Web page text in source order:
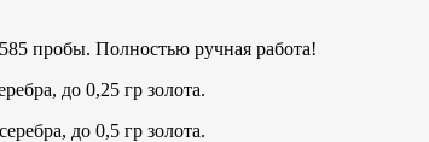
пробы. Полностью ручная работа!
до 0,25 гр золота.
до 0,5 гр золота.